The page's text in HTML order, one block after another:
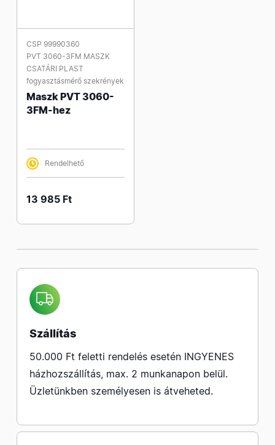
CSP 99990360
PVT 3060-3FM MASZK
CSATÁRI PLAST
fogyasztásmérő szekrények
Maszk PVT 3060-
3FM-hez
Rendelhető
13 985 Ft
Szállítás
50.000 Ft feletti rendelés esetén INGYENES
házhozszállítás, max. 2 munkanapon belül.
Üzletünkben személyesen is átveheted.